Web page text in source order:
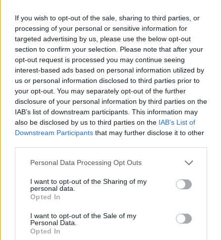
If you wish to opt-out of the sale, sharing to third parties, or
processing of your personal or sensitive information for
targeted advertising by us, please use the below opt-out
section to confirm your selection. Please note that after your
opt-out request is processed you may continue seeing
interest-based ads based on personal information utilized by
us or personal information disclosed to third parties prior to
your opt-out. You may separately opt-out of the further
disclosure of your personal information by third parties on the
IAB’s list of downstream participants. This information may
also be disclosed by us to third parties on the IAB’s List of
Downstream Participants that may further disclose it to other
Personal Data Processing Opt Outs
I want to opt-out of the Sharing of my
personal data.
Opted In
I want to opt-out of the Sale of my
Personal Data.
Opted In
Ο Τζόναθαν Μόρσεϊ ακολουθεί ατομικό
πρόγραμμα ενώ εκτός δράσης είναι φυσικά οι
μακροχρόνια απόντες Μπακάκης και
Ντουάρτε.
Σε φουλ ρυθμούς προπονείται ο αρχηγός
Χόρχε Ντίαζ. Ρυθμούς ανεβάζει σταδιακά και ο
Αλέξανδρος Μαλής, που απουσίασε και από το
τελευταίο φιλικό με τον Αστέρα.
Από εκεί και πέρα εκτός έμεινε και ο Ίβαν
Βαρόνε λόγω ενοχλήσεων που αντιμετωπίζει
1 COMMENT